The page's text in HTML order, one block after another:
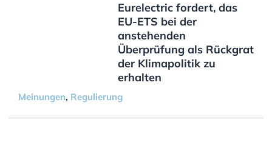
Eurelectric fordert, das
EU-ETS bei der
anstehenden
Überprüfung als Rückgrat
der Klimapolitik zu
erhalten
Meinungen, Regulierung